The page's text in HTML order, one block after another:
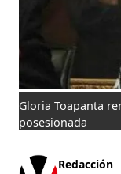
Gloria Toapanta
posesionada
Redacción